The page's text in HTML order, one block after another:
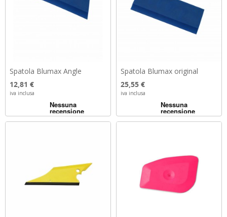
Spatola Blumax Angle
Prezzo
12,81 €
iva inclusa
Spatola Blumax original
Prezzo
25,55 €
iva inclusa